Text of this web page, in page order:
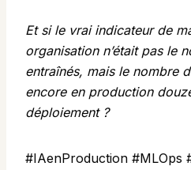
Et si le vrai indicateur de
organisation n’était pas le
entraînés, mais le nombre
encore en production
déploiement ?
#IAenProduction #MLOps